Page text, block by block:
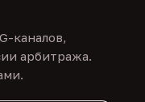
каналов,
арбитража.